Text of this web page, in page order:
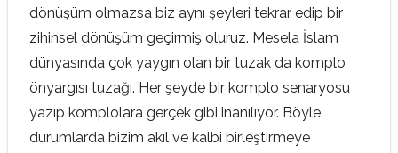
dönüşüm olmazsa biz aynı şeyleri tekrar edip bir
zihinsel dönüşüm geçirmiş oluruz. Mesela İslam
dünyasında çok yaygın olan bir tuzak da komplo
önyargısı tuzağı. Her şeyde bir komplo senaryosu
yazıp komplolara gerçek gibi inanılıyor. Böyle
durumlarda bizim akıl ve kalbi birleştirmeye